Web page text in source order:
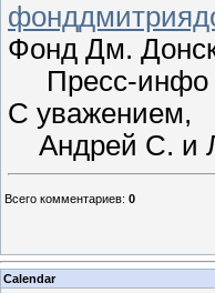
Фонд Дм.
Пресс-инфо
С уважением,
Андрей С. и
Всего комментариев: 0
Calendar